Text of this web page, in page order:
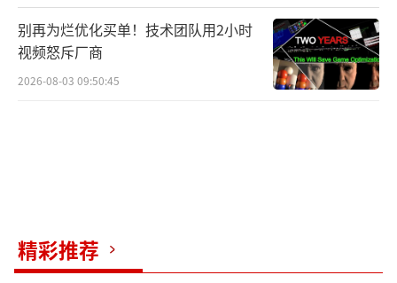
别再为烂优化买单！技术团队用2小时
视频怒斥厂商
2026-08-03 09:50:45
精彩推荐